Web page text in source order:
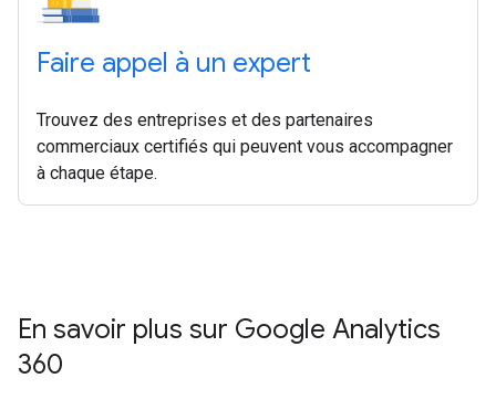
Faire appel à un expert
Trouvez des entreprises et des partenaires
commerciaux certifiés qui peuvent vous accompagner
à chaque étape.
En savoir plus sur Google Analytics
360